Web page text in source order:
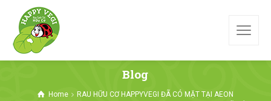
Blog
Home
RAU HỮU CƠ HAPPYVEGI ĐÃ CÓ MẶT TẠI AEON